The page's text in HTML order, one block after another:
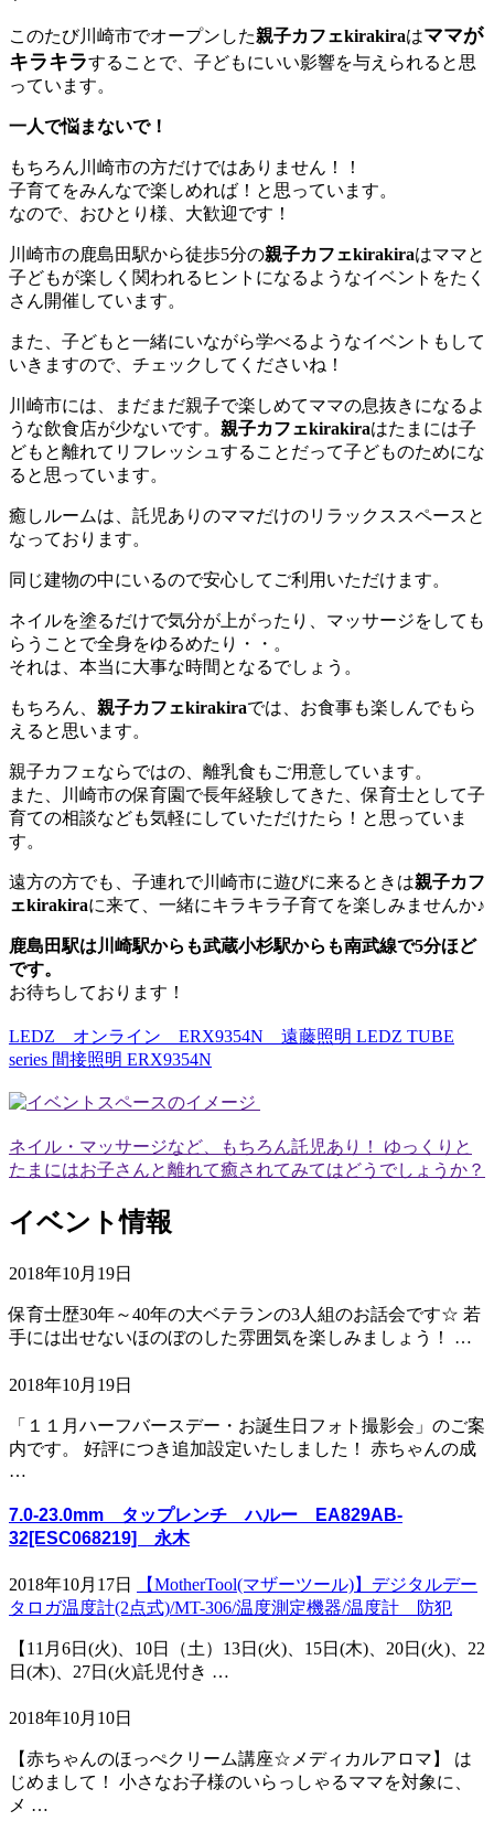
このたび川崎市でオープンした親子カフェkirakiraはママが
キラキラすることで、子どもにいい影響を与えられると思
っています。
一人で悩まないで！
もちろん川崎市の方だけではありません！！
子育てをみんなで楽しめれば！と思っています。
なので、おひとり様、大歓迎です！
川崎市の鹿島田駅から徒歩5分の親子カフェkirakiraはママと
子どもが楽しく関われるヒントになるようなイベントをたく
さん開催しています。
また、子どもと一緒にいながら学べるようなイベントもして
いきますので、チェックしてくださいね！
川崎市には、まだまだ親子で楽しめてママの息抜きになるよ
うな飲食店が少ないです。 親子カフェkirakiraはたまには子
どもと離れてリフレッシュすることだって子どものためにな
ると思っています。
癒しルームは、託児ありのママだけのリラックススペースと
なっております。
同じ建物の中にいるので安心してご利用いただけます。
ネイルを塗るだけで気分が上がったり、マッサージをしても
らうことで全身をゆるめたり・・。
それは、本当に大事な時間となるでしょう。
もちろん、 親子カフェkirakiraでは、お食事も楽しんでもら
えると思います。
親子カフェならではの、離乳食もご用意しています。
また、川崎市の保育園で長年経験してきた、保育士として子
育ての相談なども気軽にしていただけたら！と思っていま
す。
遠方の方でも、子連れで川崎市に遊びに来るときは親子カフ
ェkirakiraに来て、一緒にキラキラ子育てを楽しみませんか♪
鹿島田駅は川崎駅からも武蔵小杉駅からも南武線で5分ほど
です。
お待ちしております！
LEDZ オンライン ERX9354N 遠藤照明 LEDZ TUBE
series 間接照明 ERX9354N
ネイル・マッサージなど、もちろん託児あり！ ゆっくりと
たまにはお子さんと離れて癒されてみてはどうでしょうか？
イベント情報
2018年10月19日
保育士歴30年～40年の大ベテランの3人組のお話会です☆ 若
手には出せないほのぼのした雰囲気を楽しみましょう！ …
2018年10月19日
「１１月ハーフバースデー・お誕生日フォト撮影会」のご案
内です。 好評につき追加設定いたしました！ 赤ちゃんの成
…
7.0-23.0mm タップレンチ ハルー EA829AB-
32[ESC068219] 永木
2018年10月17日
【MotherTool(マザーツール)】デジタルデー
タロガ温度計(2点式)/MT-306/温度測定機器/温度計 防犯
【11月6日(火)、10日（土）13日(火)、15日(木)、20日(火)、22
日(木)、27日(火)託児付き …
2018年10月10日
【赤ちゃんのほっぺクリーム講座☆メディカルアロマ】 は
じめまして！ 小さなお子様のいらっしゃるママを対象に、
メ …